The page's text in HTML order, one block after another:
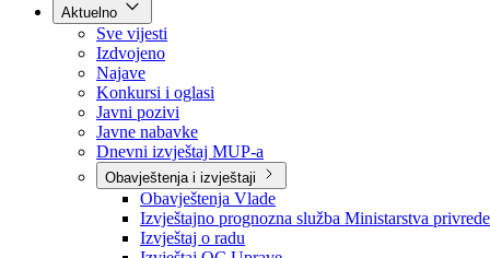
Kontakt
Aktuelno
Sve vijesti
Izdvojeno
Najave
Konkursi i oglasi
Javni pozivi
Javne nabavke
Dnevni izvještaj MUP-a
Obavještenja i izvještaji